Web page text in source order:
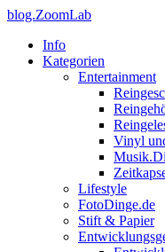
blog.ZoomLab
Info
Kategorien
Entertainment
Vinyl
Lifestyle
FotoDinge.de
Stift & Papier